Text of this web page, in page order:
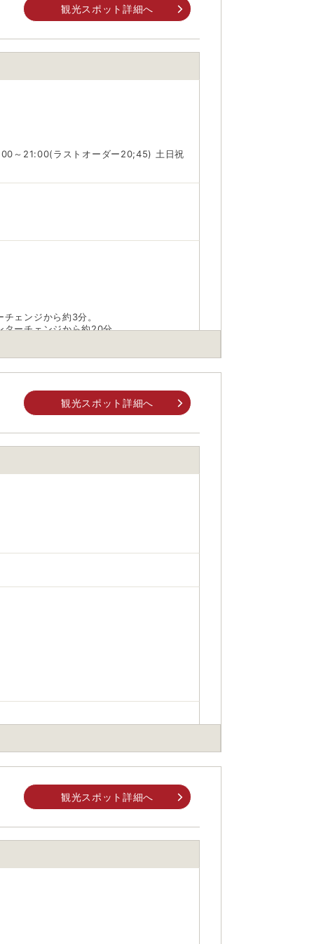
お問合せください。
観光スポット詳細へ
～21:00(ラストオーダー20;45) 土日祝
ェンジから約3分。
ターチェンジから約20分
子車庫行き、終点下車徒歩約15分
お問合せください。
にご自身でお問合せください。
観光スポット詳細へ
にご自身でお問合せください。
観光スポット詳細へ